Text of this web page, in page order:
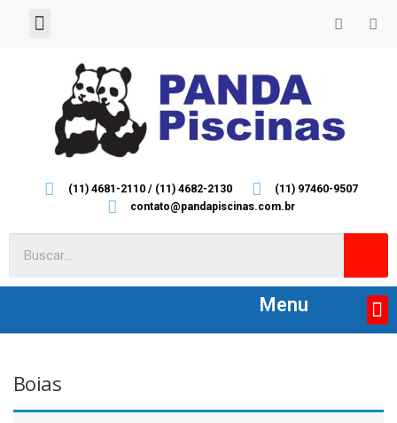
(11) 4681-2110 / (11) 4682-2130
(11) 97460-9507
contato@pandapiscinas.com.br
Menu
Boias